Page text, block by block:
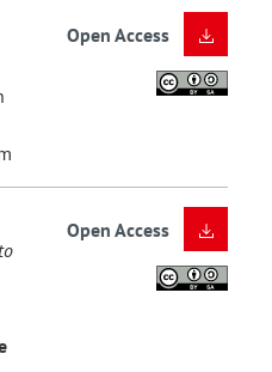
Open Access
Open Access